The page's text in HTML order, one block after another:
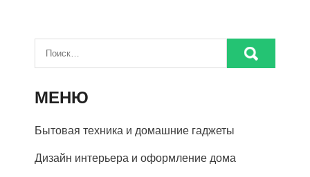
МЕНЮ
Бытовая техника и домашние гаджеты
Дизайн интерьера и оформление дома